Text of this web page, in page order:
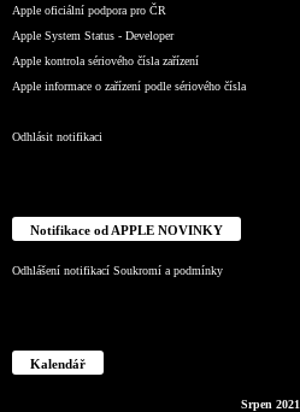
Apple oficiální podpora pro ČR
Apple System Status - Developer
Apple kontrola sériového čísla zařízení
Apple informace o zařízení podle sériového čísla
Odhlásit notifikaci
Notifikace od APPLE NOVINKY
Odhlášení notifikací Soukromí a podmínky
Kalendář
Srpen 2021